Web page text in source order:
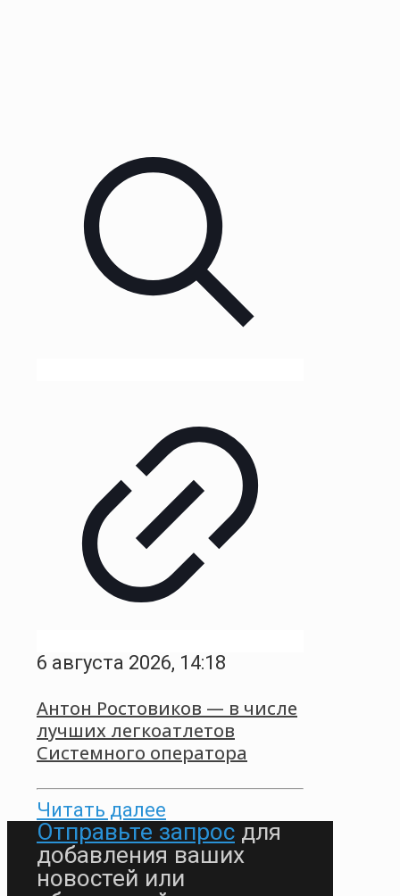
6 августа 2026, 14:18
Антон Ростовиков — в числе
лучших легкоатлетов
Системного оператора
Читать далее
Отправьте запрос для
добавления ваших
новостей или